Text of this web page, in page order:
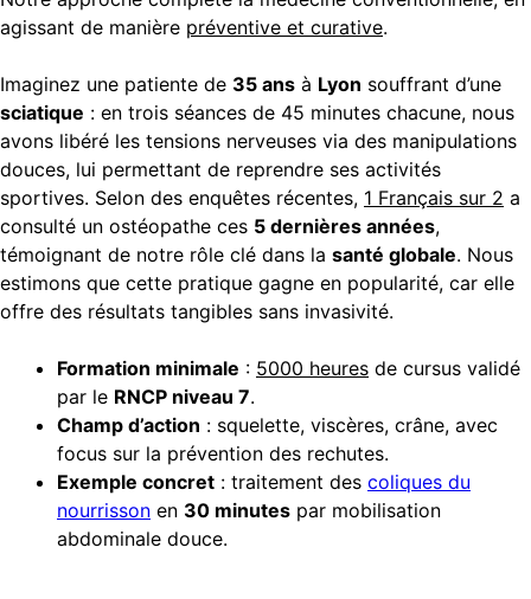
agissant de manière préventive et curative.
Imaginez une patiente de 35 ans à Lyon souffrant d’une
sciatique : en trois séances de 45 minutes chacune, nous
avons libéré les tensions nerveuses via des manipulations
douces, lui permettant de reprendre ses activités
sportives. Selon des enquêtes récentes, 1 Français sur 2 a
consulté un ostéopathe ces 5 dernières années,
témoignant de notre rôle clé dans la santé globale. Nous
estimons que cette pratique gagne en popularité, car elle
offre des résultats tangibles sans invasivité.
Formation minimale : 5000 heures de cursus validé
par le RNCP niveau 7.
Champ d’action : squelette, viscères, crâne, avec
focus sur la prévention des rechutes.
Exemple concret : traitement des coliques du
nourrisson en 30 minutes par mobilisation
abdominale douce.